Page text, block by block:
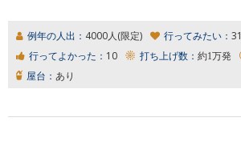
例年の人出： 4000人(限定) 行ってみたい： 31
行ってよかった： 10 打ち上げ数： 約1万発
屋台： あり